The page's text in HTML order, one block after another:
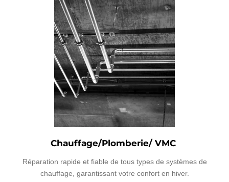
Chauffage/Plomberie/ VMC
Réparation rapide et fiable de tous types de systèmes de
chauffage, garantissant votre confort en hiver.